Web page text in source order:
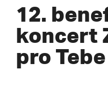
12.
koncert
pro Tebe